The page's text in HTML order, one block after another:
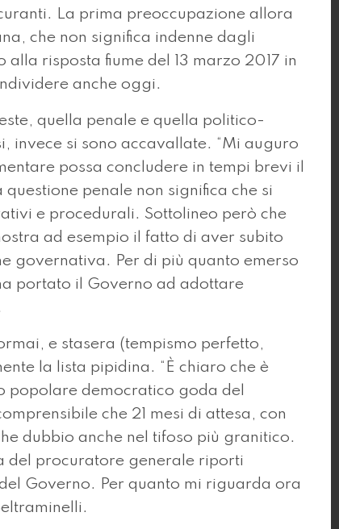
La prima preoccupazione allora
che non significa indenne dagli
risposta fiume del 13 marzo 2017 in
anche oggi.
quella penale e quella politico-
invece si sono accavallate. “Mi auguro
possa concludere in tempi brevi il
penale non significa che si
e procedurali. Sottolineo però che
ad esempio il fatto di aver subito
governativa. Per di più quanto emerso
portato il Governo ad adottare
e stasera (tempismo perfetto,
la lista pipidina. “È chiaro che è
popolare democratico goda del
che 21 mesi di attesa, con
dubbio anche nel tifoso più granitico.
del procuratore generale riporti
Governo. Per quanto mi riguarda ora